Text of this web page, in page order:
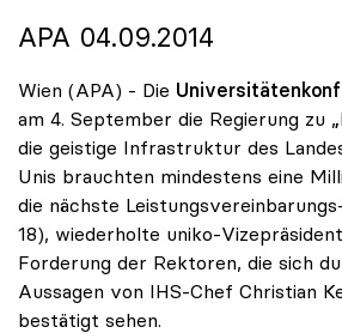
APA 04.09.2014
Wien (APA) - Die
am 4. September die Regierung zu
die geistige Infrastruktur des
Unis brauchten mindestens eine
die nächste
18), wiederholte uniko-
Forderung der Rektoren, die sich
Aussagen von IHS-Chef Christian
bestätigt sehen.